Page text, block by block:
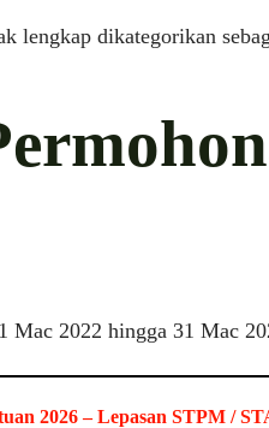
lengkap dikategorikan
Mac 2022 hingga 31 Mac
2026 – Lepasan STPM /